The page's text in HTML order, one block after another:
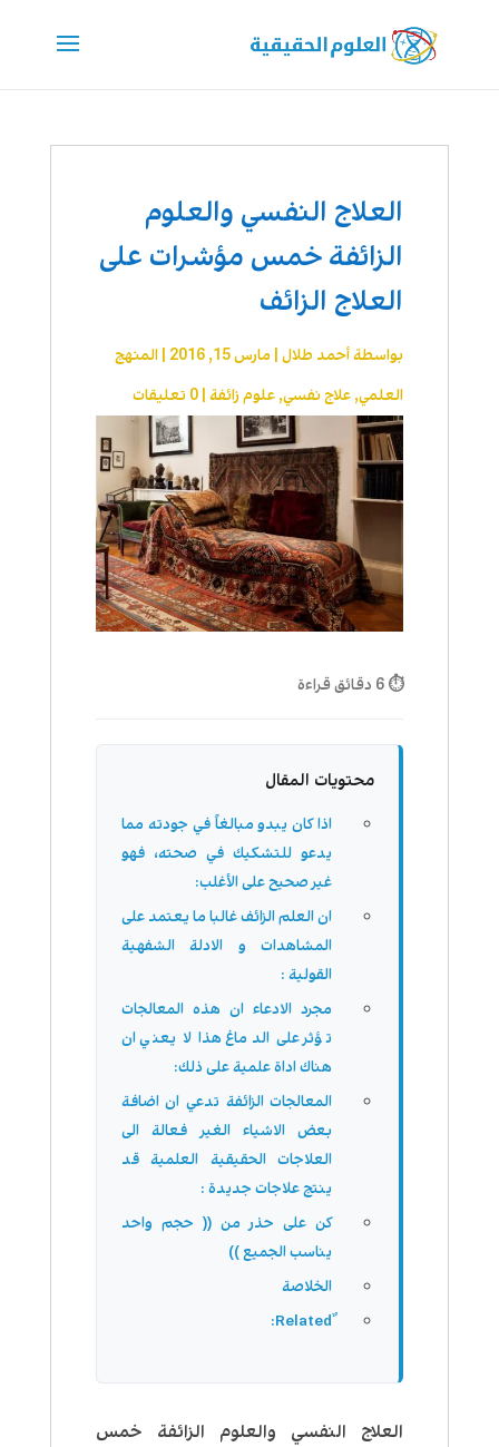
العلاج النفسي والعلوم
الزائفة خمس مؤشرات على
العلاج الزائف
بواسطةأحمد طلال| مارس 15, 2016
المنهج
العلمي, علاج نفسي, علوم زائفة| 0 تعليقات
⏱ 6 دقائق قراءة
محتويات المقال
اذا كان يبدو مبالغاً في جودته مما
يدعو للتشكيك في صحته، فهو
غير صحيح على الأغلب:
ان العلم الزائف غالبا ما يعتمد على
المشاهدات و الادلة الشفهية
القولية :
مجرد الادعاء ان هذه المعالجات
تؤثر على الدماغ هذا لا يعني ان
هناك اداة علمية على ذلك:
المعالجات الزائفة تدعي ان اضافة
بعض الاشياء الغير فعالة الى
العلاجات الحقيقية العلمية قد
ينتج علاجات جديدة :
كن على حذر من (( حجم واحد
يناسب الجميع ))
الخلاصة
ٌRelated:
العلاج النفسي والعلوم الزائفة خمس